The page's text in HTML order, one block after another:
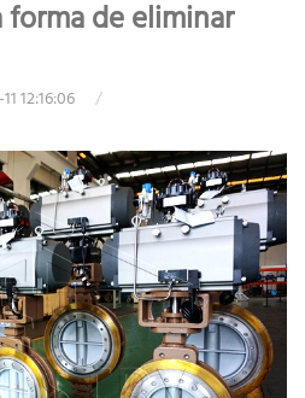
forma de eliminar
12:16:06